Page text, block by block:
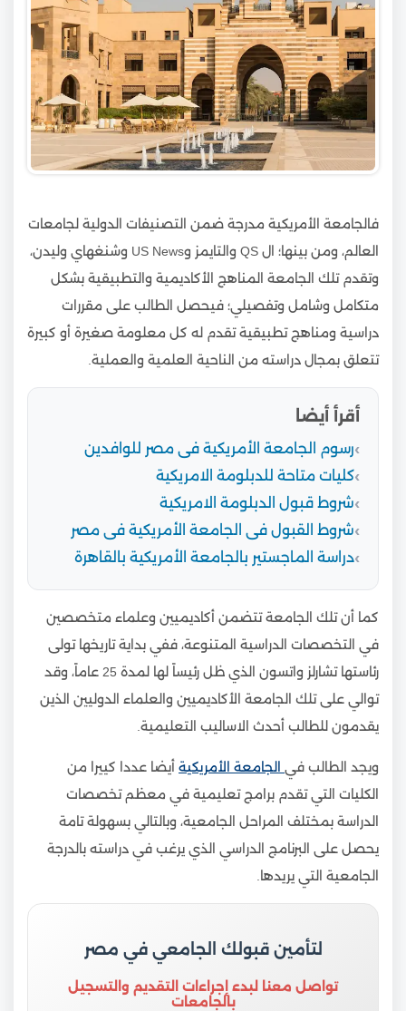
فالجامعة الأمريكية مدرجة ضمن التصنيفات الدولية لجامعات
العالم، ومن بينها؛ ال QS والتايمز وUS News وشنغهاي وليدن،
وتقدم تلك الجامعة المناهج الأكاديمية والتطبيقية بشكل
متكامل وشامل وتفصيلي؛ فيحصل الطالب على مقررات
دراسية ومناهج تطبيقية تقدم له كل معلومة صغيرة أو كبيرة
تتعلق بمجال دراسته من الناحية العلمية والعملية.
أقرأ أيضا
رسوم الجامعة الأمريكية فى مصر للوافدين
كليات متاحة للدبلومة الامريكية
شروط قبول الدبلومة الامريكية
شروط القبول فى الجامعة الأمريكية فى مصر
دراسة الماجستير بالجامعة الأمريكية بالقاهرة
كما أن تلك الجامعة تتضمن أكاديميين وعلماء متخصصين
في التخصصات الدراسية المتنوعة، ففي بداية تاريخها تولى
رئاستها تشارلز واتسون الذي ظل رئيساً لها لمدة 25 عاماً، وقد
توالي على تلك الجامعة الأكاديميين والعلماء الدوليين الذين
يقدمون للطالب أحدث الاساليب التعليمية.
ويجد الطالب في الجامعة الأمريكية أيضا عددا كييرا من
الكليات التي تقدم برامج تعليمية في معظم تخصصات
الدراسة بمختلف المراحل الجامعية، وبالتالي بسهولة تامة
يحصل على البرنامج الدراسي الذي يرغب في دراسته بالدرجة
الجامعية التي يريدها.
لتأمين قبولك الجامعي في مصر
تواصل معنا لبدء إجراءات التقديم والتسجيل
بالجامعات